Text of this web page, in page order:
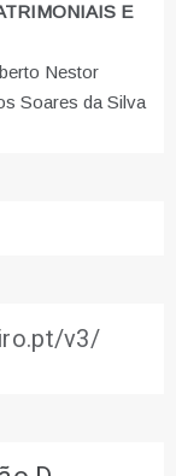
E
Nestor
Soares da Silva
v3/